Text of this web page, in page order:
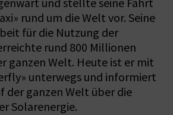
und stellte seine Fahrt
rund um die Welt vor. Seine
für die Nutzung der
rund 800 Millionen
ganzen Welt. Heute ist er mit
unterwegs und informiert
der ganzen Welt über die
Solarenergie.